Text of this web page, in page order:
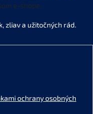
e-shope.
ochrany osobných